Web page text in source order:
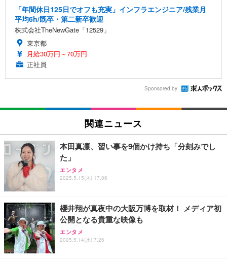
「年間休日125日でオフも充実」インフラエンジニア/残業月
平均6h/既卒・第二新卒歓迎
株式会社TheNewGate「12529」
東京都
月給30万円～70万円
正社員
Sponsored by
関連ニュース
本田真凛、習い事を9個かけ持ち「分刻みでし
た」
エンタメ
2025.5.15(木) 17:06
櫻井翔が真夜中の大阪万博を取材！ メディア初
公開となる貴重な映像も
エンタメ
2025.5.14(水) 7:26